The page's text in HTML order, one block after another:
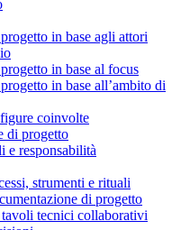
in base agli attori
in base al focus
in base all’ambito di
coinvolte
di progetto
e responsabilità
strumenti e rituali
di progetto
tecnici collaborativi